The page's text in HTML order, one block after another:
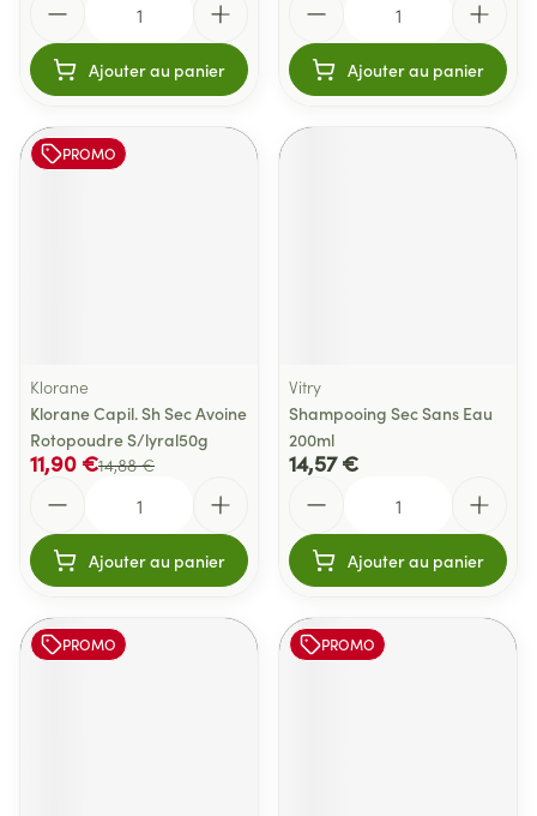
Ajouter au panier Ajouter au panier
PROMO
Klorane
Klorane Capil. Sh Sec Avoine
Rotopoudre S/lyral50g
14,88 €
11,90 €
Ajouter au panier
Vitry
Shampooing Sec Sans Eau
200ml
14,57 €
Ajouter au panier
PROMO PROMO